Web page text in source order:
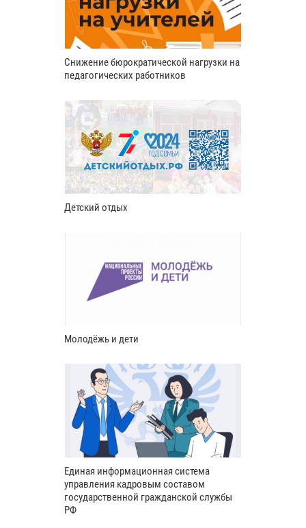
Снижение бюрократической нагрузки на
педагогических работников
Детский отдых
Молодёжь и дети
Единая информационная система
управления кадровым составом
государственной гражданской службы
РФ